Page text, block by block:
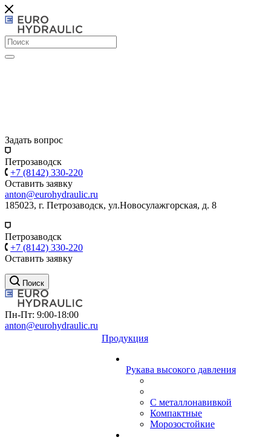
Задать вопрос
Петрозаводск
+7 (8142) 330-220
Оставить заявку
anton@eurohydraulic.ru
185023, г. Петрозаводск, ул.Новосулажгорская, д. 8
Петрозаводск
+7 (8142) 330-220
Оставить заявку
Поиск
Пн-Пт: 9:00-18:00
anton@eurohydraulic.ru
Продукция
Рукава высокого давления
С металлонавивкой
Компактные
Морозостойкие